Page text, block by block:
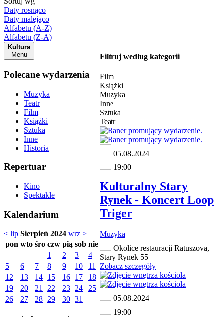
Daty rosnąco
Daty malejąco
Alfabetu (A-Z)
Alfabetu (Z-A)
Kultura
Menu
Polecane wydarzenia
Muzyka
Teatr
Film
Książki
Sztuka
Inne
Historia
Repertuar
Kino
Spektakle
Kalendarium
< lip Sierpień 2024 wrz >
pon wto śro czw pią sob nie
1
2 3
4
5
6 7 8 9 10
11
12
13 14 15 16 17
18
19
20 21 22 23 24
25
26
27 28 29 30 31
Filtruj według kategorii
Film
Książki
Muzyka
Inne
Sztuka
Teatr
05.08.2024
19:00
Kulturalny Stary
Rynek - Koncert Loop
Triger
Muzyka
Okolice restauracji Ratuszova,
Stary Rynek 55
Zobacz szczegóły
05.08.2024
19:00